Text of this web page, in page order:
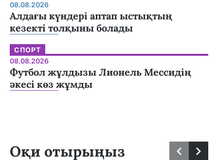
08.08.2026
Алдағы күндері аптап ыстықтың
кезекті толқыны болады
СПОРТ
08.08.2026
Футбол жұлдызы Лионель Мессидің
әкесі көз жұмды
Оқи отырыңыз